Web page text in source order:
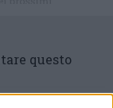
questo
di questo